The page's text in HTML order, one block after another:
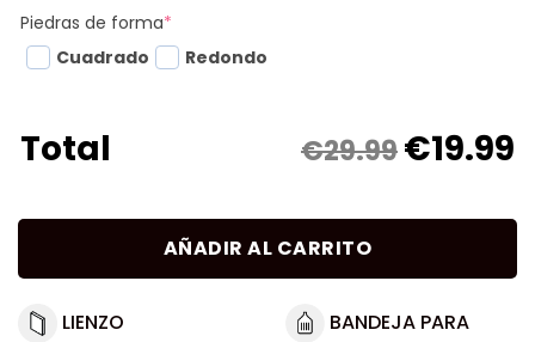
Piedras de forma*
Cuadrado
Redondo
Total €29.99€19.99
AÑADIR AL CARRITO
LIENZO
BANDEJA PARA